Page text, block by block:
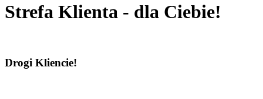
Strefa Klienta - dla Ciebie!
Drogi Kliencie!